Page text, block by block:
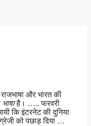
और भारत की
भाषाहै। ….. फरवरी
कि इंटरनेट की दुनिया
को पछाड़ दिया …